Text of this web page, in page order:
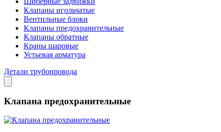
Клапаны игольчатые
Вентильные блоки
Клапаны предохранительные
Клапаны обратные
Краны шаровые
Устьевая арматура
Детали трубопровода
Клапана предохранительные